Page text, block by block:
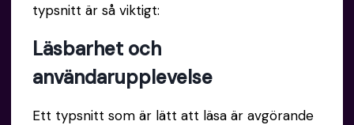
typsnitt är så viktigt:
Läsbarhet och
användarupplevelse
Ett typsnitt som är lätt att läsa är avgörande